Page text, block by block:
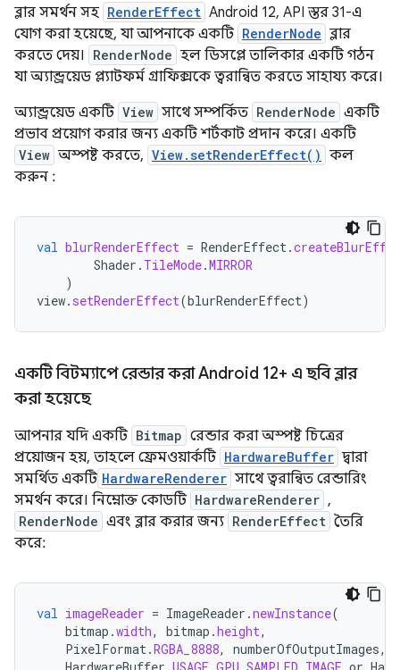
ব্লার সমর্থন সহ RenderEffect Android 12, API স্তর 31-এ
যোগ করা হয়েছে, যা আপনাকে একটি RenderNode ব্লার
করতে দেয়।
RenderNode হল ডিসপ্লে তালিকার একটি গঠন
যা অ্যান্ড্রয়েড প্ল্যাটফর্ম গ্রাফিক্সকে ত্বরান্বিত করতে সাহায্য করে।
অ্যান্ড্রয়েড একটি View সাথে সম্পর্কিত RenderNode একটি
প্রভাব প্রয়োগ করার জন্য একটি শর্টকাট প্রদান করে। একটি
View অস্পষ্ট করতে, View.setRenderEffect() কল
করুন :
val blurRenderEffect = RenderEffect.
Shader . TileMode.MIRROR
)
view. setRenderEffect(blurRenderEffect)
একটি বিটম্যাপে রেন্ডার করা Android 12+ এ ছবি ব্লার
করা হয়েছে
আপনার যদি একটি Bitmap রেন্ডার করা অস্পষ্ট চিত্রের
প্রয়োজন হয়, তাহলে ফ্রেমওয়ার্কটি HardwareBuffer দ্বারা
সমর্থিত একটি HardwareRenderer সাথে ত্বরান্বিত রেন্ডারিং
সমর্থন করে। নিম্নোক্ত কোডটি HardwareRenderer ,
RenderNode এবং ব্লার করার জন্য RenderEffect তৈরি
করে:
val imageReader = ImageReader .newInstance(
bitmap .width, bitmap .height,
PixelFormat.RGBA_8888, numberOfOutputImages,